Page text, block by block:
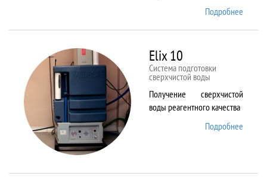
Подробнее
Elix 10
Cистема подготовки
сверхчистой воды
Получение сверхчистой
воды реагентного качества
Подробнее